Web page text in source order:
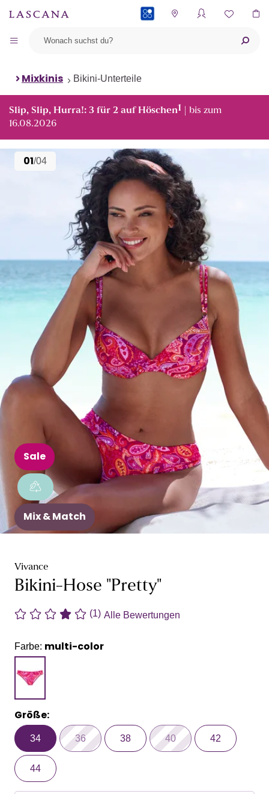
Mixkinis Bikini-Unterteile
Slip, Slip, Hurra!: 3 für 2 auf Höschen1 | bis zum
16.08.2026
01/04
Sale
Mix & Match
Vivance
Bikini-Hose "Pretty"
(1) Alle Bewertungen
Farbe: multi-color
Größe:
34 36 38 40 42
44